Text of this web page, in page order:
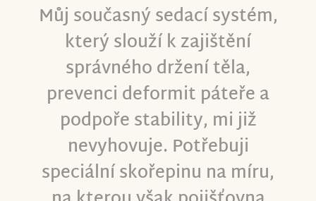
Můj současný sedací systém,
který slouží k zajištění
správného držení těla,
prevenci deformit páteřea
podpoře stability, mi již
nevyhovuje. Potřebuji
speciální skořepinu na míru,